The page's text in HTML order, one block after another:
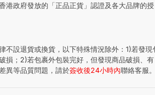
港政府發放的「正品正貨」認證及各大品牌的授
不設退貨或換貨，以下特殊情況除外：1)若發現
損；2)若包裹外包裝完好，但發現商品破損、有
異等品質問題，請於簽收後24小時內聯絡客服。